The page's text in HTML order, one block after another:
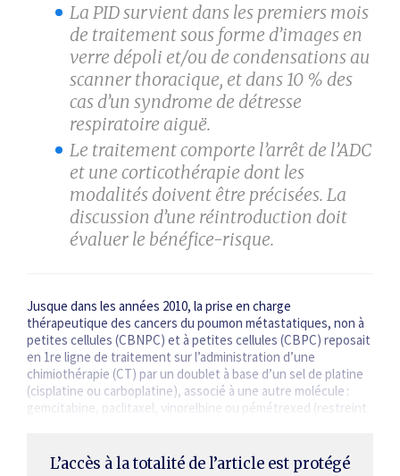
La PID survient dans les premiers mois
de traitement sous forme d’images en
verre dépoli et/ou de condensations au
scanner thoracique, et dans 10 % des
cas d’un syndrome de détresse
respiratoire aiguë.
Le traitement comporte l’arrêt de l’ADC
et une corticothérapie dont les
modalités doivent être précisées. La
discussion d’une réintroduction doit
évaluer le bénéfice-risque.
Jusque dans les années 2010, la prise en charge
thérapeutique des cancers du poumon métastatiques, non à
petites cellules (CBNPC) et à petites cellules (CBPC) reposait
en 1re ligne de traitement sur l’administration d’une
chimiothérapie (CT) par un doublet à base d’un sel de platine
(cisplatine ou carboplatine), associé à une autre molécule :
gemcitabine, paclitaxel, vinorelbine ou pémétrexed (restreint
L’accès à la totalité de l’article est protégé